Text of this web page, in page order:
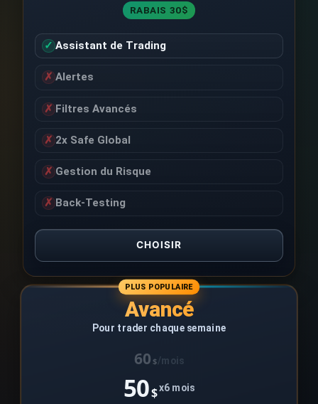
RABAIS 30$
✓Assistant de Trading
✗ Alertes
✗ Filtres Avancés
✗ 2x Safe Global
✗ Gestion du Risque
✗ Back-Testing
CHOISIR
PLUS POPULAIRE
Avancé
Pour trader chaque semaine
60 $/mois
50$x6 mois